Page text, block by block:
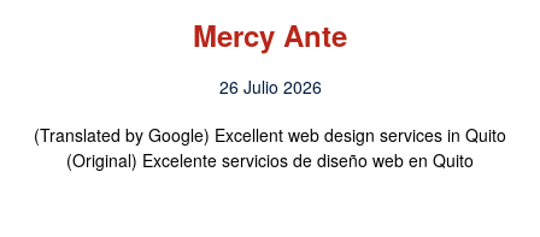
Mercy Ante
26 Julio 2026
(Translated by Google) Excellent web design services in Quito
(Original) Excelente servicios de diseño web en Quito